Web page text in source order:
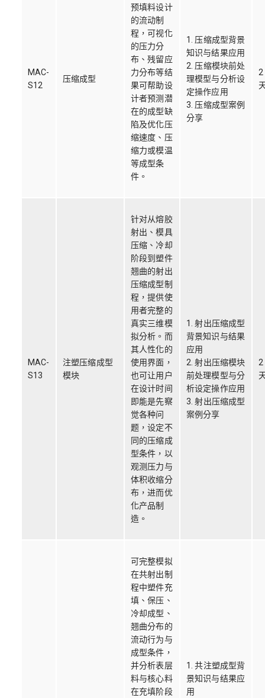
MAC-
S12
压缩成型
预填料设计
的流动制
程，可视化
的压力分
布、残留应
力分布等结
果可帮助设
计者预测潜
在的成型缺
陷及优化压
缩速度、压
缩力或模温
等成型条
件。
1. 压缩成型背景
知识与结果应用
2. 压缩模块前处
理模型与分析设
定操作应用
3. 压缩成型案例
分享
2
MAC-
S13
注塑压缩成型
模块
针对从熔胶
射出、模具
压缩、冷却
阶段到塑件
翘曲的射出
压缩成型制
程，提供使
用者完整的
真实三维模
拟分析。而
其人性化的
使用界面，
也可让用户
在设计时间
即能是先察
觉各种问
题，设定不
同的压缩成
型条件，以
观测压力与
体积收缩分
布，进而优
化产品制
造。
1. 射出压缩成型
背景知识与结果
应用
2. 射出压缩模块
前处理模型与分
析设定操作应用
3. 射出压缩成型
案例分享
2
可完整模拟
在共射出制
程中塑件充
填、保压、
冷却成型、
翘曲分布的
流动行为与
成型条件，
并分析表层
料与核心料
在充填阶段
1. 共注塑成型背
景知识与结果应
用